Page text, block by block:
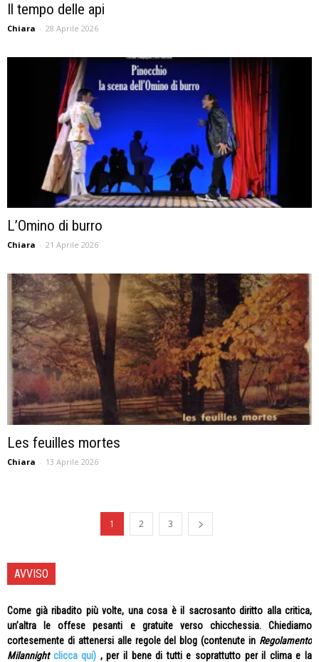
Il tempo delle api
Chiara - 28 Aprile 2026
L’Omino di burro
Chiara - 21 Aprile 2026
Les feuilles mortes
Chiara - 13 Aprile 2026
1 2 3
AVVISO
Come già ribadito più volte, una cosa è il sacrosanto diritto alla critica,
un’altra le offese pesanti e gratuite verso chicchessia. Chiediamo
cortesemente di attenersi alle regole del blog (contenute in Regolamento
Milannight clicca qui) , per il bene di tutti e soprattutto per il clima e la